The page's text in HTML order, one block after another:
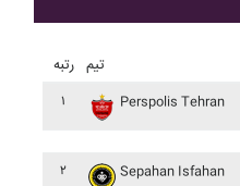
رتبه تیم
۱ Perspolis Tehran
۲ Sepahan Isfahan